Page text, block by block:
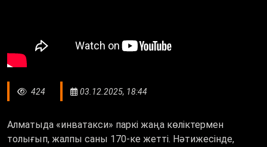
424 03.12.2025, 18:44
Алматыда «инватакси» паркі жаңа көліктермен
толығып, жалпы саны 170-ке жетті. Нәтижесінде,